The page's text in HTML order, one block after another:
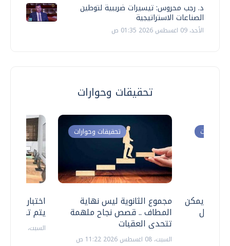
د. رجب محروس: تيسيرات ضريبية لتوطين
الصناعات الاستراتيجية
الأحد، 09 اغسطس 2026 01:35 ص
تحقيقات وحوارات
اختبارات
يتم
السبت، 18 يوليو 2026 09:22 ص
تحقيقات وحوارات
مجموع الثانوية ليس نهاية
المطاف .. قصص نجاح ملهمة
تتحدى العقبات
السبت، 08 اغسطس 2026 11:22 ص
وحوارات
.. هل يمكن
نتعامل